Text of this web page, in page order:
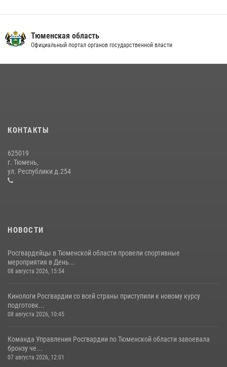
03 августа 2026, 07:23 1
Сотрудники тюменского СОБР "Сова" отработали навыки
десантирования на Урале
16 июля 2026, 10:42
Тюменская область
Официальный портал органов государственной власти
КОНТАКТЫ
625019
г. Тюмень,
ул. Республики д.254
НОВОСТИ
Росгвардейцы в Тюменской области провели спортивные
мероприятия в День...
08 августа 2026, 15:54
Кинологи Росгвардии со всей страны приступили к новому курсу
подготовк...
08 августа 2026, 10:45
Команда Управления Росгвардии по Тюменской области завоевала
бронзу че...
07 августа 2026, 12:01